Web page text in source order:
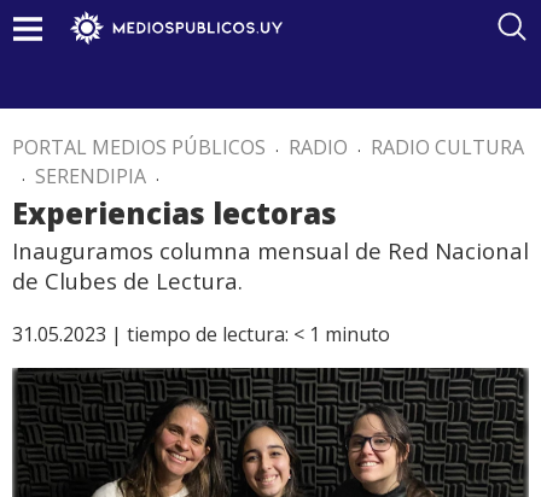
PORTAL MEDIOS PÚBLICOS . RADIO . RADIO CULTURA
. SERENDIPIA .
Experiencias lectoras
Inauguramos columna mensual de Red Nacional
de Clubes de Lectura.
31.05.2023 | tiempo de lectura: < 1 minuto